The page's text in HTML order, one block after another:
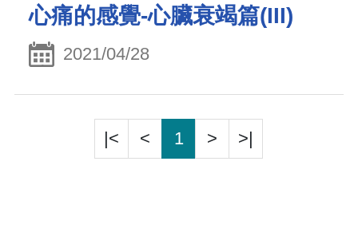
心痛的感覺-心臟衰竭篇(III)
2021/04/28
|< < 1 > >|